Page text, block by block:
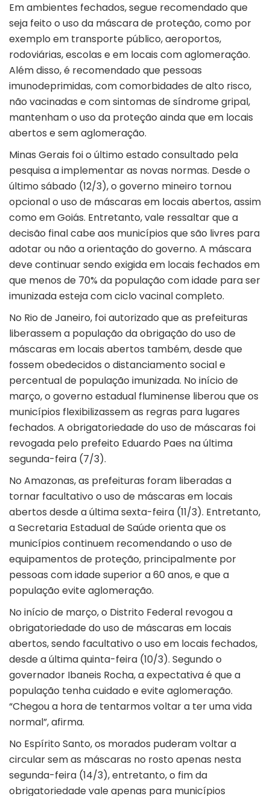
Em ambientes fechados, segue recomendado que
seja feito o uso da máscara de proteção, como por
exemplo em transporte público, aeroportos,
rodoviárias, escolas e em locais com aglomeração.
Além disso, é recomendado que pessoas
imunodeprimidas, com comorbidades de alto risco,
não vacinadas e com sintomas de síndrome gripal,
mantenham o uso da proteção ainda que em locais
abertos e sem aglomeração.
Minas Gerais foi o último estado consultado pela
pesquisa a implementar as novas normas. Desde o
último sábado (12/3), o governo mineiro tornou
opcional o uso de máscaras em locais abertos, assim
como em Goiás. Entretanto, vale ressaltar que a
decisão final cabe aos municípios que são livres para
adotar ou não a orientação do governo. A máscara
deve continuar sendo exigida em locais fechados em
que menos de 70% da população com idade para ser
imunizada esteja com ciclo vacinal completo.
No Rio de Janeiro, foi autorizado que as prefeituras
liberassem a população da obrigação do uso de
máscaras em locais abertos também, desde que
fossem obedecidos o distanciamento social e
percentual de população imunizada. No início de
março, o governo estadual fluminense liberou que os
municípios flexibilizassem as regras para lugares
fechados. A obrigatoriedade do uso de máscaras foi
revogada pelo prefeito Eduardo Paes na última
segunda-feira (7/3).
No Amazonas, as prefeituras foram liberadas a
tornar facultativo o uso de máscaras em locais
abertos desde a última sexta-feira (11/3). Entretanto,
a Secretaria Estadual de Saúde orienta que os
municípios continuem recomendando o uso de
equipamentos de proteção, principalmente por
pessoas com idade superior a 60 anos, e que a
população evite aglomeração.
No início de março, o Distrito Federal revogou a
obrigatoriedade do uso de máscaras em locais
abertos, sendo facultativo o uso em locais fechados,
desde a última quinta-feira (10/3). Segundo o
governador Ibaneis Rocha, a expectativa é que a
população tenha cuidado e evite aglomeração.
“Chegou a hora de tentarmos voltar a ter uma vida
normal”, afirma.
No Espírito Santo, os morados puderam voltar a
circular sem as máscaras no rosto apenas nesta
segunda-feira (14/3), entretanto, o fim da
obrigatoriedade vale apenas para municípios